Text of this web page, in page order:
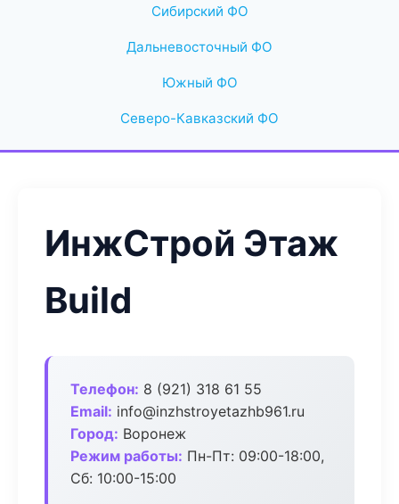
Сибирский ФО
Дальневосточный ФО
Южный ФО
Северо-Кавказский ФО
ИнжСтрой Этаж
Build
Телефон: 8 (921) 318 61 55
Email: info@inzhstroyetazhb961.ru
Город: Воронеж
Режим работы: Пн-Пт: 09:00-18:00,
Сб: 10:00-15:00